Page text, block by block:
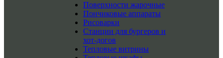
Поверхности жарочные
Пончиковые аппараты
Рисоварки
Станции для бургеров и
хот-догов
Тепловые витрины